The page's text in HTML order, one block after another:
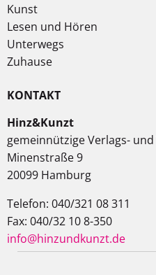
Kunst
Lesen und Hören
Unterwegs
Zuhause
KONTAKT
Hinz&Kunzt
gemeinnützige Verlags-
Minenstraße 9
20099 Hamburg
Telefon: 040/321 08 311
Fax: 040/32 10 8-350
info@hinzundkunzt.de